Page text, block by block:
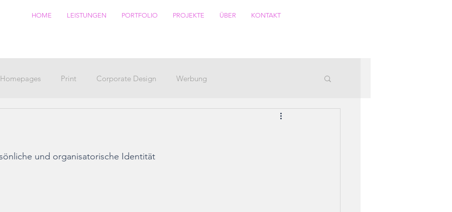
HOME LEISTUNGEN PORTFOLIO PROJEKTE ÜBER KONTAKT
Homepages Print Corporate Design Werbung
und organisatorische Identität